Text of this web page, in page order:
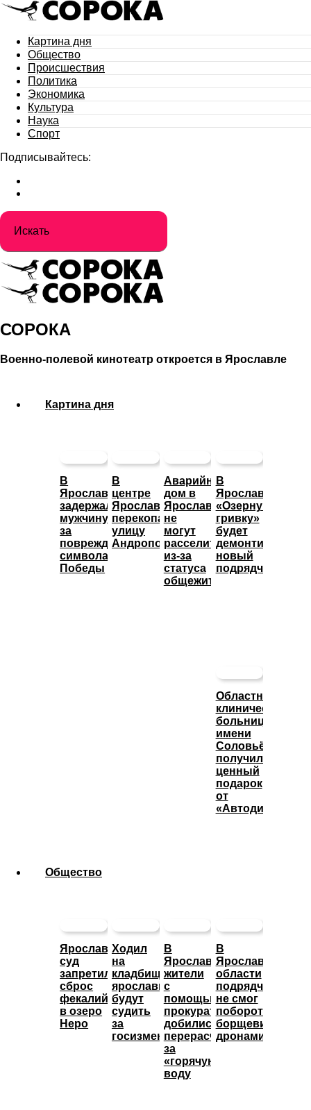
Картина дня
Общество
Происшествия
Политика
Экономика
Культура
Наука
Спорт
Подписывайтесь:
СОРОКА
Военно-полевой кинотеатр откроется в Ярославле
Картина дня
В
Ярославле
задержали
мужчину
за
повреждение
символа
Победы
В
центре
Ярославля
перекопали
улицу
Андропова
Аварийный
дом в
Ярославле
не
могут
расселить
из-за
статуса
общежития
В
Ярославле
«Озерную
гривку»
будет
демонтировать
новый
подрядчик
Областная
клиническая
больница
имени
Соловьёва
получила
ценный
подарок
от
«Автодизеля»
Общество
Ярославский
суд
запретил
сброс
фекалий
в озеро
Неро
Ходил
на
кладбище:
ярославца
будут
судить
за
госизмену
В
Ярославле
жители
с
помощью
прокуратуры
добились
перерасчета
за
«горячую»
воду
В
Ярославской
области
подрядчик
не смог
побороть
борщевик
дронами